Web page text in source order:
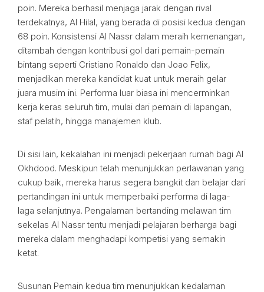
poin. Mereka berhasil menjaga jarak dengan rival
terdekatnya, Al Hilal, yang berada di posisi kedua dengan
68 poin. Konsistensi Al Nassr dalam meraih kemenangan,
ditambah dengan kontribusi gol dari pemain-pemain
bintang seperti Cristiano Ronaldo dan Joao Felix,
menjadikan mereka kandidat kuat untuk meraih gelar
juara musim ini. Performa luar biasa ini mencerminkan
kerja keras seluruh tim, mulai dari pemain di lapangan,
staf pelatih, hingga manajemen klub.
Di sisi lain, kekalahan ini menjadi pekerjaan rumah bagi Al
Okhdood. Meskipun telah menunjukkan perlawanan yang
cukup baik, mereka harus segera bangkit dan belajar dari
pertandingan ini untuk memperbaiki performa di laga-
laga selanjutnya. Pengalaman bertanding melawan tim
sekelas Al Nassr tentu menjadi pelajaran berharga bagi
mereka dalam menghadapi kompetisi yang semakin
ketat.
Susunan Pemain kedua tim menunjukkan kedalaman